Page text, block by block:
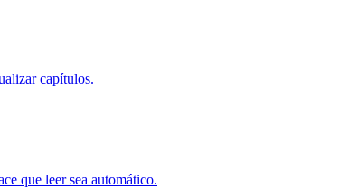
capítulos.
que leer sea automático.